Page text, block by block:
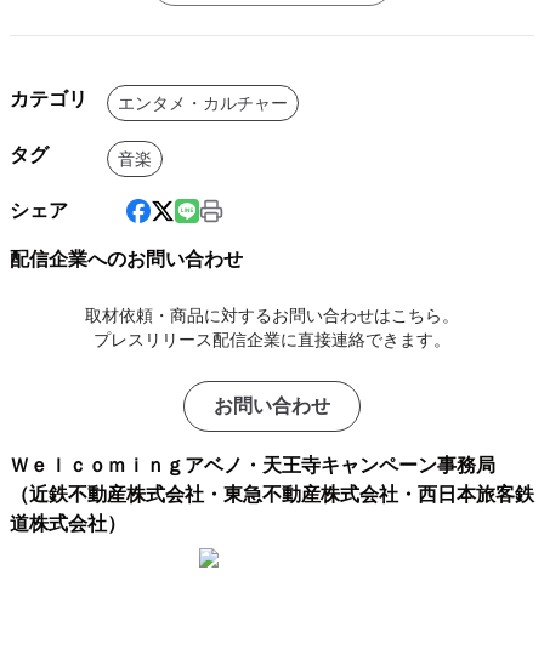
カテゴリ エンタメ・カルチャー
タグ 音楽
シェア
配信企業へのお問い合わせ
取材依頼・商品に対するお問い合わせはこちら。
プレスリリース配信企業に直接連絡できます。
お問い合わせ
Ｗｅｌｃｏｍｉｎｇアベノ・天王寺キャンペーン事務局
（近鉄不動産株式会社・東急不動産株式会社・西日本旅客鉄
道株式会社）